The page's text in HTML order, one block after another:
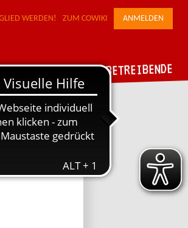
WERDEN! ZUM COWIKI ANMELDEN
FÜR WERKSTATTBETREIBENDE